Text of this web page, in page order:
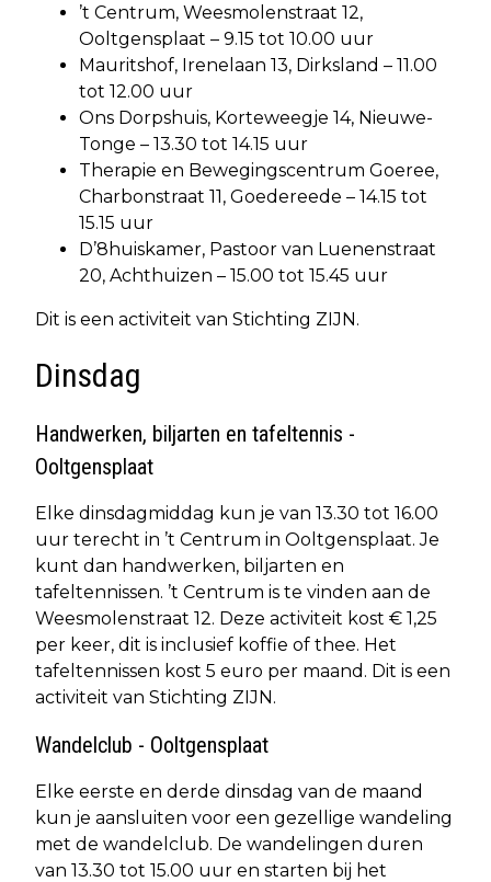
’t Centrum, Weesmolenstraat 12,
Ooltgensplaat – 9.15 tot 10.00 uur
Mauritshof, Irenelaan 13, Dirksland – 11.00
tot 12.00 uur
Ons Dorpshuis, Korteweegje 14, Nieuwe-
Tonge – 13.30 tot 14.15 uur
Therapie en Bewegingscentrum Goeree,
Charbonstraat 11, Goedereede – 14.15 tot
15.15 uur
D’8huiskamer, Pastoor van Luenenstraat
20, Achthuizen – 15.00 tot 15.45 uur
Dit is een activiteit van Stichting ZIJN.
Dinsdag
Handwerken, biljarten en tafeltennis -
Ooltgensplaat
Elke dinsdagmiddag kun je van 13.30 tot 16.00
uur terecht in ’t Centrum in Ooltgensplaat. Je
kunt dan handwerken, biljarten en
tafeltennissen. ’t Centrum is te vinden aan de
Weesmolenstraat 12. Deze activiteit kost € 1,25
per keer, dit is inclusief koffie of thee. Het
tafeltennissen kost 5 euro per maand. Dit is een
activiteit van Stichting ZIJN.
Wandelclub - Ooltgensplaat
Elke eerste en derde dinsdag van de maand
kun je aansluiten voor een gezellige wandeling
met de wandelclub. De wandelingen duren
van 13.30 tot 15.00 uur en starten bij het